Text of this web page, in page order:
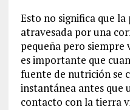
Esto no significa que la
atravesada por una
pequeña pero
es importante que
fuente de nutrición se
instantánea antes que
contacto con la tierra